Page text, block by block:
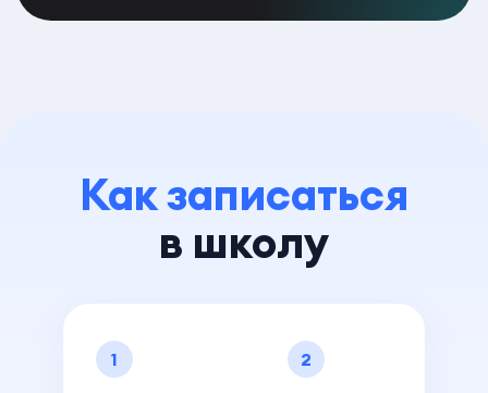
Как записаться
в школу
1 2